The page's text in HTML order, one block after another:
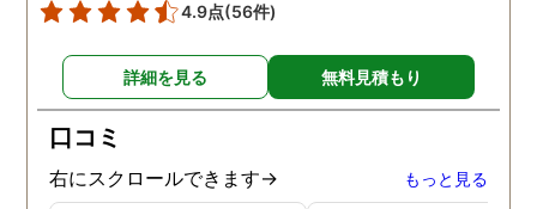
務所に関しても調べてく
ていて、周りの人たちの
かげで夫と離婚ができそ
4.9点(56件)
詳細を見る 無料見積もり
口コミ
右にスクロールできます→ もっと見る